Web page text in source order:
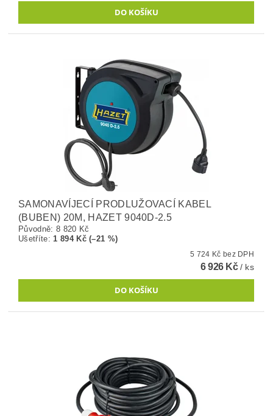
SAMONAVÍJECÍ PRODLUŽOVACÍ KABEL
(BUBEN) 20M, HAZET 9040D-2.5
Původně: 8 820 Kč
Ušetříte: 1 894 Kč (–21 %)
5 724 Kč bez DPH
6 926 Kč/ ks